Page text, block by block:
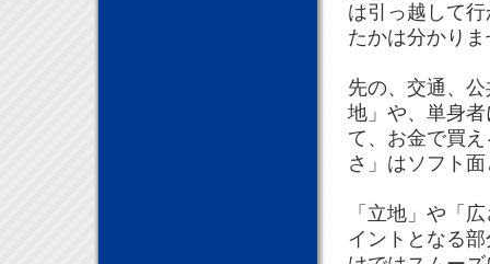
は引っ越して
たかは分かり
先の、交通、
地」や、単身
て、お金で買
さ」はソフト
「立地」や「
イントとなる